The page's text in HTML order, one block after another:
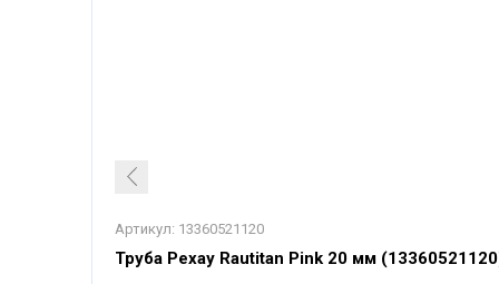
Артикул: 13360521120
Труба Рехау Rautitan Pink 20 мм